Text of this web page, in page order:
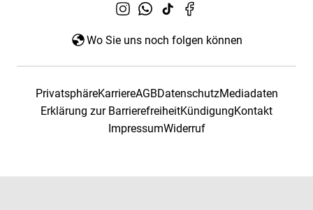
Wo Sie uns noch folgen können
PrivatsphäreKarriereAGBDatenschutzMediadaten
Erklärung zur BarrierefreiheitKündigungKontakt
ImpressumWiderruf